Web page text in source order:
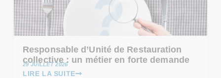
Responsable d’Unité de Restauration
collective : un métier en forte demande
29 JUILLET 2026
LIRE LA SUITE